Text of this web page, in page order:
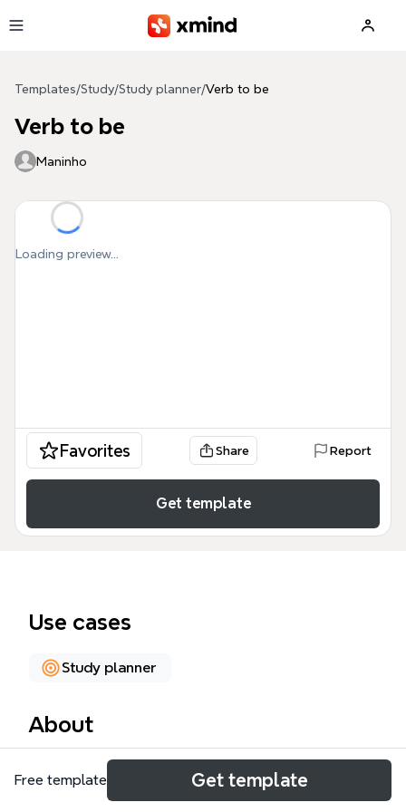
Templates/Study/Study planner/Verb to be
Verb to be
Maninho
Loading preview...
Favorites Share Report
Get template
Use cases
Study planner
About
O template 'Verb to be' é um mapa mental focado
no estudo do verbo 'to be' em inglês, com 14 nós
Free template Get template